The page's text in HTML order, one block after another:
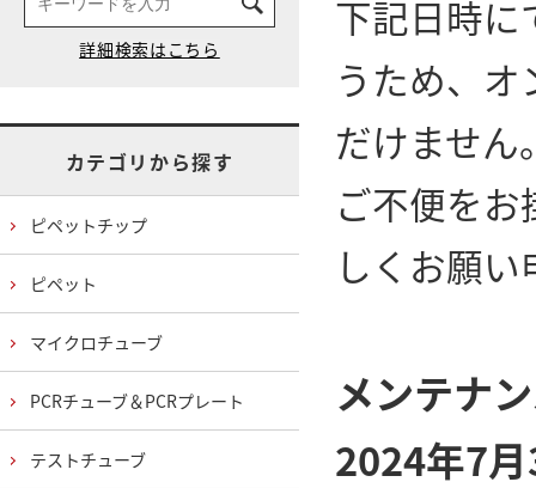
下記日時に
うため、
だけません
ご不便を
しくお願
メンテナ
2024年7
カテゴリから探す
ピペットチップ
ピペット
マイクロチューブ
PCRチューブ＆PCRプレート
テストチューブ